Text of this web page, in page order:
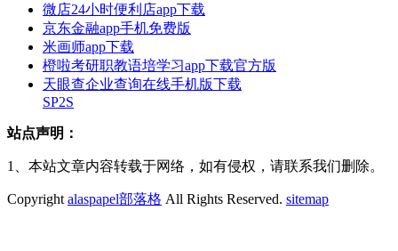
微店24小时便利店app下载
京东金融app手机免费版
米画师app下载
橙啦考研职教语培学习app下载官方版
天眼查企业查询在线手机版下载
SP2S
站点声明：
1、本站文章内容转载于网络，如有侵权，请联系我们删除。
Copyright alaspapel部落格 All Rights Reserved. sitemap